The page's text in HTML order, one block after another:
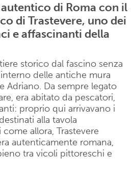
di Roma con il
di Trastevere, uno dei
e affascinanti della
storico dal fascino senza
delle antiche mura
Adriano. Da sempre legato
era abitato da pescatori,
proprio qui arrivavano i
alla tavola
allora, Trastevere
autenticamente romana,
tra vicoli pittoreschi e